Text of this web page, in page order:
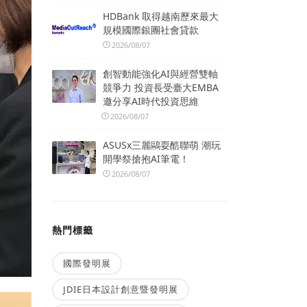
HDBank 取得越南歷來最大
規模國際銀團社會貸款
2026/08/07
創智動能強化AI與經營雙軸
競爭力 投資長受臺大EMBA
邀分享AI時代投資思維
2026/08/07
ASUSx三麗鷗耍酷聯萌 潮玩
開學祭搶抱AI筆電！
2026/08/07
熱門標籤
國際發明展
JDIE日本設計創意暨發明展